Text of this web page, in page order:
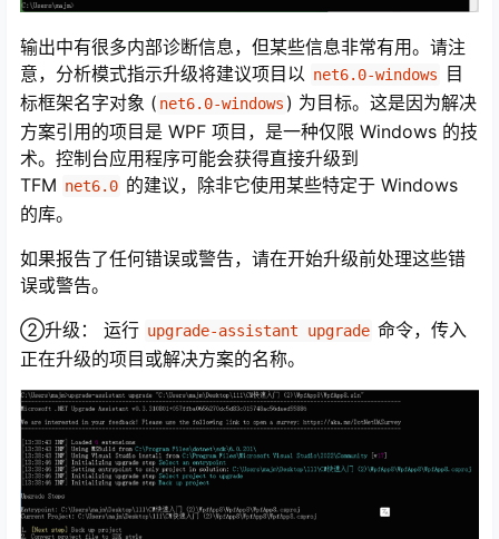
输出中有很多内部诊断信息，但某些信息非常有用。请注
意，分析模式指示升级将建议项目以 net6.0-windows
目
标框架名字对象 ( net6.0-windows ) 为目标。这是因为解决
方案引用的项目是 WPF 项目，是一种仅限 Windows 的技
术。控制台应用程序可能会获得直接升级到
TFM net6.0 的建议，除非它使用某些特定于 Windows
的库。
如果报告了任何错误或警告，请在开始升级前处理这些错
误或警告。
②升级： 运行 upgrade-assistant upgrade 命令，传入
正在升级的项目或解决方案的名称。